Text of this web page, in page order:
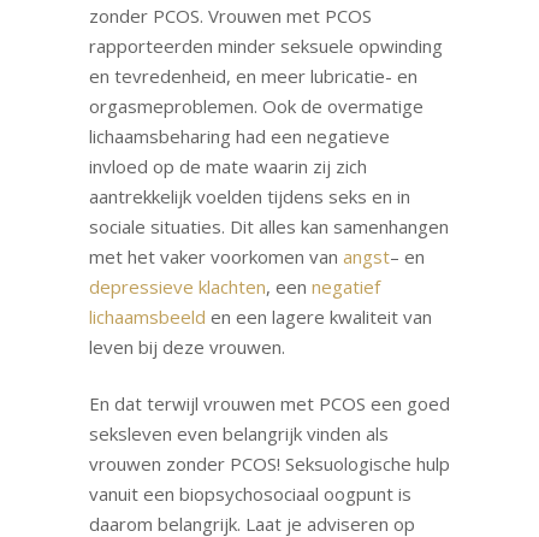
zonder PCOS. Vrouwen met PCOS
rapporteerden minder seksuele opwinding
en tevredenheid, en meer lubricatie- en
orgasmeproblemen. Ook de overmatige
lichaamsbeharing had een negatieve
invloed op de mate waarin zij zich
aantrekkelijk voelden tijdens seks en in
sociale situaties. Dit alles kan samenhangen
met het vaker voorkomen van angst– en
depressieve klachten, een negatief
lichaamsbeeld en een lagere kwaliteit van
leven bij deze vrouwen.
En dat terwijl vrouwen met PCOS een goed
seksleven even belangrijk vinden als
vrouwen zonder PCOS! Seksuologische hulp
vanuit een biopsychosociaal oogpunt is
daarom belangrijk. Laat je adviseren op